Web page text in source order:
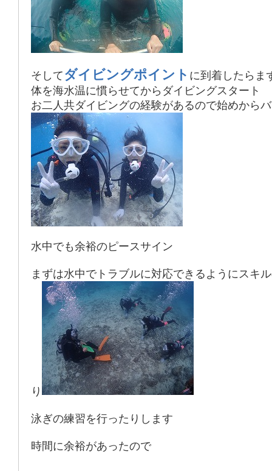
そして ダイビングポイント に到着したらま
体を海水温に慣らせてからダイビングスタート
お二人共ダイビングの経験があるので始めから
水中でも余裕のピースサイン
まずは水中でトラブルに対応できるようにスキ
り
泳ぎの練習を行ったりします
時間に余裕があったので